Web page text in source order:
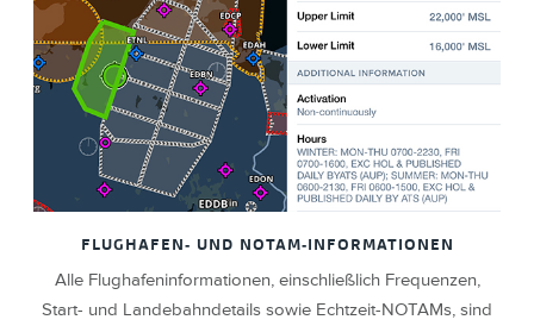
FLUGHAFEN- UND NOTAM-INFORMATIONEN
Alle Flughafeninformationen, einschließlich Frequenzen,
Start- und Landebahndetails sowie Echtzeit-NOTAMs, sind